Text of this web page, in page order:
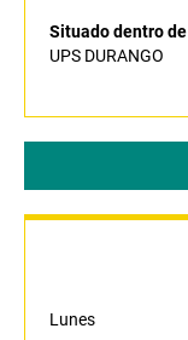
Situado dentro de
UPS DURANGO
Lunes